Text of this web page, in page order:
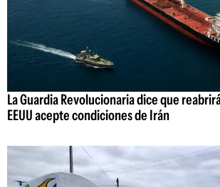
La Guardia Revolucionaria dice que
EEUU acepte condiciones de Irán